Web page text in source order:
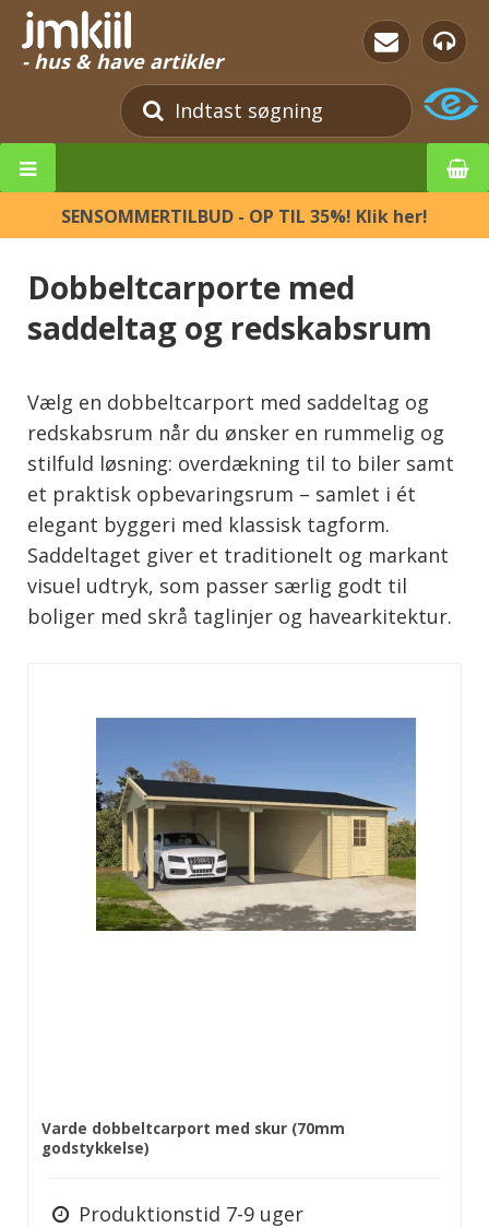
- hus & have artikler
SENSOMMERTILBUD - OP TIL 35%! Klik her!
Dobbeltcarporte med
saddeltag og redskabsrum
Vælg en dobbeltcarport med saddeltag og
redskabsrum når du ønsker en rummelig og
stilfuld løsning: overdækning til to biler samt
et praktisk opbevaringsrum – samlet i ét
elegant byggeri med klassisk tagform.
Saddeltaget giver et traditionelt og markant
visuel udtryk, som passer særlig godt til
boliger med skrå taglinjer og havearkitektur.
Varde dobbeltcarport med skur (70mm
godstykkelse)
Produktionstid 7-9 uger